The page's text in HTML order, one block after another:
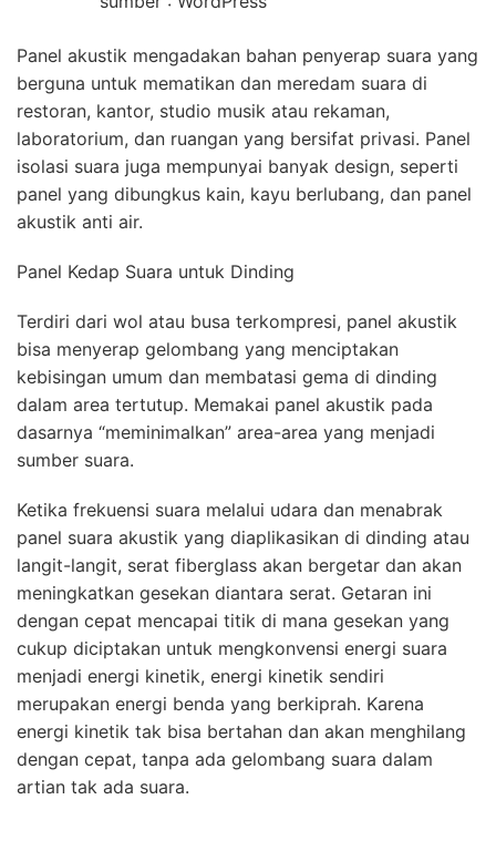
Panel akustik mengadakan bahan penyerap suara yang
berguna untuk mematikan dan meredam suara di
restoran, kantor, studio musik atau rekaman,
laboratorium, dan ruangan yang bersifat privasi. Panel
isolasi suara juga mempunyai banyak design, seperti
panel yang dibungkus kain, kayu berlubang, dan panel
akustik anti air.
Panel Kedap Suara untuk Dinding
Terdiri dari wol atau busa terkompresi, panel akustik
bisa menyerap gelombang yang menciptakan
kebisingan umum dan membatasi gema di dinding
dalam area tertutup. Memakai panel akustik pada
dasarnya “meminimalkan” area-area yang menjadi
sumber suara.
Ketika frekuensi suara melalui udara dan menabrak
panel suara akustik yang diaplikasikan di dinding atau
langit-langit, serat fiberglass akan bergetar dan akan
meningkatkan gesekan diantara serat. Getaran ini
dengan cepat mencapai titik di mana gesekan yang
cukup diciptakan untuk mengkonvensi energi suara
menjadi energi kinetik, energi kinetik sendiri
merupakan energi benda yang berkiprah. Karena
energi kinetik tak bisa bertahan dan akan menghilang
dengan cepat, tanpa ada gelombang suara dalam
artian tak ada suara.